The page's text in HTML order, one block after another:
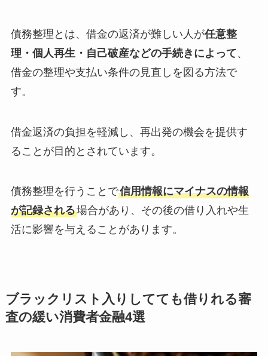
債務整理とは、借金の返済が難しい人が任意整
理・個人再生・自己破産などの手続きによって、
借金の整理や支払い条件の見直しを図る方法で
す。
借金返済の負担を軽減し、再出発の機会を提供す
ることが目的とされています。
債務整理を行うことで信用情報にマイナスの情報
が記録される場合があり、その後の借り入れや生
活に影響を与えることがあります。
ブラックリスト入りしてても借りれる審
査の緩い消費者金融4選